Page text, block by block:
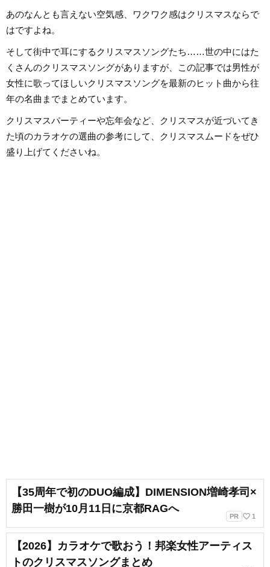
あのなんとも言えない空気感、ワクワク感はクリスマスならで
はですよね。
そして街中で耳にするクリスマスソングたち……世の中にはた
くさんのクリスマスソングがありますが、この記事では男性が
女性に歌ってほしいクリスマスソングを最新のヒット曲から往
年の名曲までまとめています。
クリスマスパーティーや忘年会など、クリスマスが近づいてき
た頃のカラオケの選曲の参考にして、クリスマスムードをぜひ
盛り上げてくださいね。
【35周年で初のDUO編成】DIMENSION増崎孝司×
勝田一樹が10月11日に京都RAGへ
PR favorite_border 1
【2026】カラオケで歌おう！邦楽女性アーティス
トのクリスマスソングまとめ